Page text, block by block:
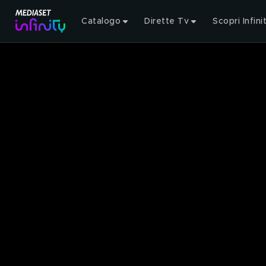
Catalogo Dirette Tv Scopri